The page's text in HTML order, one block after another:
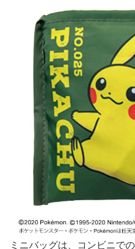
ミニバッグは、コンビニで